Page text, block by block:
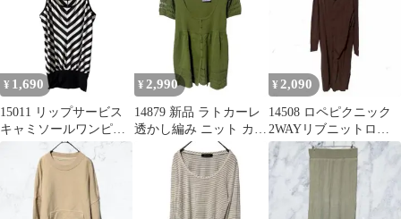
¥ 1,690
15011 リップサービス
キャミソールワンピー
ス ミニ丈 ボーダー柄
クレッジ
¥ 2,990
14879 新品 ラトカーレ
透かし編み ニット カー
ディガン M 緑 羽織り
¥ 2,090
14508 ロペピクニック
2WAYリブニットロン
グワンピースM茶 カー
ディガン